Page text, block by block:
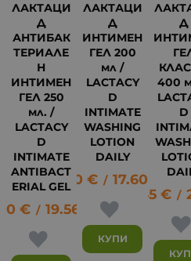
ЛАКТАЦИ
Д
АНТИБАК
ТЕРИАЛЕ
Н
ИНТИМЕН
ГЕЛ 250
мл. /
LACTACY
D
INTIMATE
ANTIBACT
ERIAL GEL
€ / 19.56 лв.
ЛАКТАЦИ
Д
ИНТИМЕН
ГЕЛ 200
мл /
LACTACY
D
INTIMATE
WASHING
LOTION
DAILY
9.00 € / 17.60 лв.
КУПИ
Д
400
D
13.45 € /